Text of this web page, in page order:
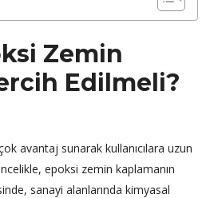
Zemin
Edilmeli?
avantaj sunarak kullanıcılara uzun
epoksi zemin kaplamanın
sanayi alanlarında kimyasal